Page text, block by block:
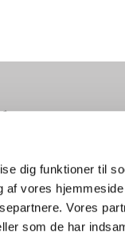
dig funktioner til
af vores
Vores
som de har